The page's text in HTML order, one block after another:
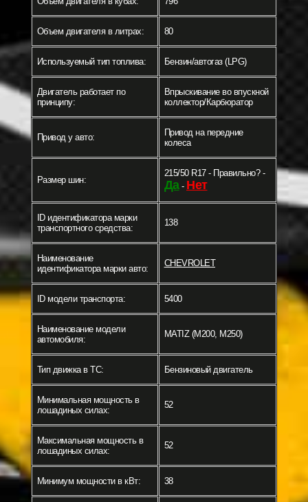
Объем двигателя в литрах: 80
Используемый тип топлива: Бензин/автогаз (LPG)
Двигатель работает по
принципу:
Впрыскивание во впускной
коллектор/Карбюратор
Привод у авто:
Привод на передние
колеса
Размер шин:
215/50 R17 - Правильно? -
Да- Нет
ID идентификатора марки
транспортного средства:
138
Наименование
идентификатора марки авто:
CHEVROLET
ID модели транспорта: 5400
Наименование модели
автомобиля:
MATIZ (M200, M250)
Тип движка в ТС: Бензиновый двигатель
Минимальная мощность в
лошадиных силах:
52
Максимальная мощность в
лошадиных силах:
52
Минимум мощности в кВт: 38